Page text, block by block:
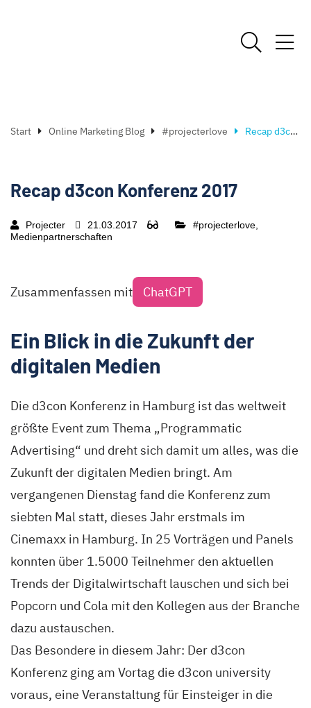
Start Online Marketing Blog #projecterlove Recap d3con Konferenz 2017
Recap d3con Konferenz 2017
Projecter 21.03.2017
#projecterlove,
Medienpartnerschaften
Zusammenfassen mit ChatGPT
Ein Blick in die Zukunft der
digitalen Medien
Die d3con Konferenz in Hamburg ist das weltweit
größte Event zum Thema „Programmatic
Advertising“ und dreht sich damit um alles, was die
Zukunft der digitalen Medien bringt. Am
vergangenen Dienstag fand die Konferenz zum
siebten Mal statt, dieses Jahr erstmals im
Cinemaxx in Hamburg. In 25 Vorträgen und Panels
konnten über 1.5000 Teilnehmer den aktuellen
Trends der Digitalwirtschaft lauschen und sich bei
Popcorn und Cola mit den Kollegen aus der Branche
dazu austauschen.
Das Besondere in diesem Jahr: Der d3con
Konferenz ging am Vortag die d3con university
voraus, eine Veranstaltung für Einsteiger in die